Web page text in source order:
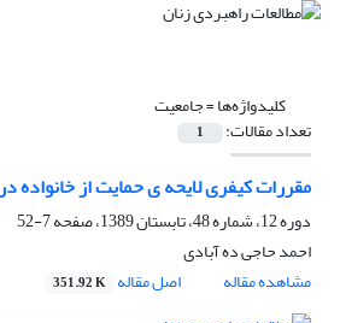
کلیدواژه‌ها =جامعیت
تعداد مقالات: 1
مقررات کیفری لایحه ی حمایت از خانواده
دوره 12، شماره 48، تابستان 1389، صفحه
7-52
احمد حاجی ده آبادی
مشاهده مقاله
اصل مقاله 351.92 K